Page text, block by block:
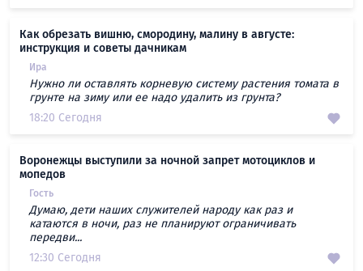
Как обрезать вишню, смородину, малину в августе:
инструкция и советы дачникам
Ира
Нужно ли оставлять корневую систему растения томата в
грунте на зиму или ее надо удалить из грунта?
18:20 Сегодня
Воронежцы выступили за ночной запрет мотоциклов и
мопедов
Гость
Думаю, дети наших служителей народу как раз и
катаются в ночи, раз не планируют ограничивать
передви...
12:30 Сегодня